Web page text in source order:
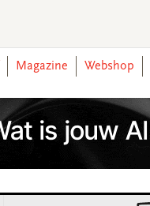
Magazine Webshop